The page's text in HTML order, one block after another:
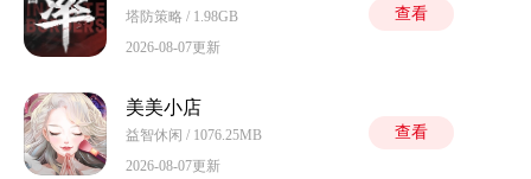
塔防策略 / 1.98GB
2026-08-07更新
查看
美美小店
益智休闲 / 1076.25MB
2026-08-07更新
查看